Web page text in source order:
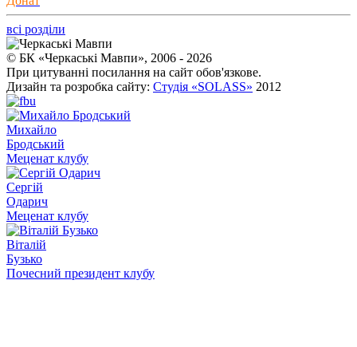
всі розділи
© БК «Черкаські Мавпи», 2006 - 2026
При цитуванні посилання на сайт обов'язкове.
Дизайн та розробка сайту: Студія «SOLASS» 2012
Михайло
Бродський
Меценат клубу
Сергій
Одарич
Меценат клубу
Віталій
Бузько
Почесний президент клубу